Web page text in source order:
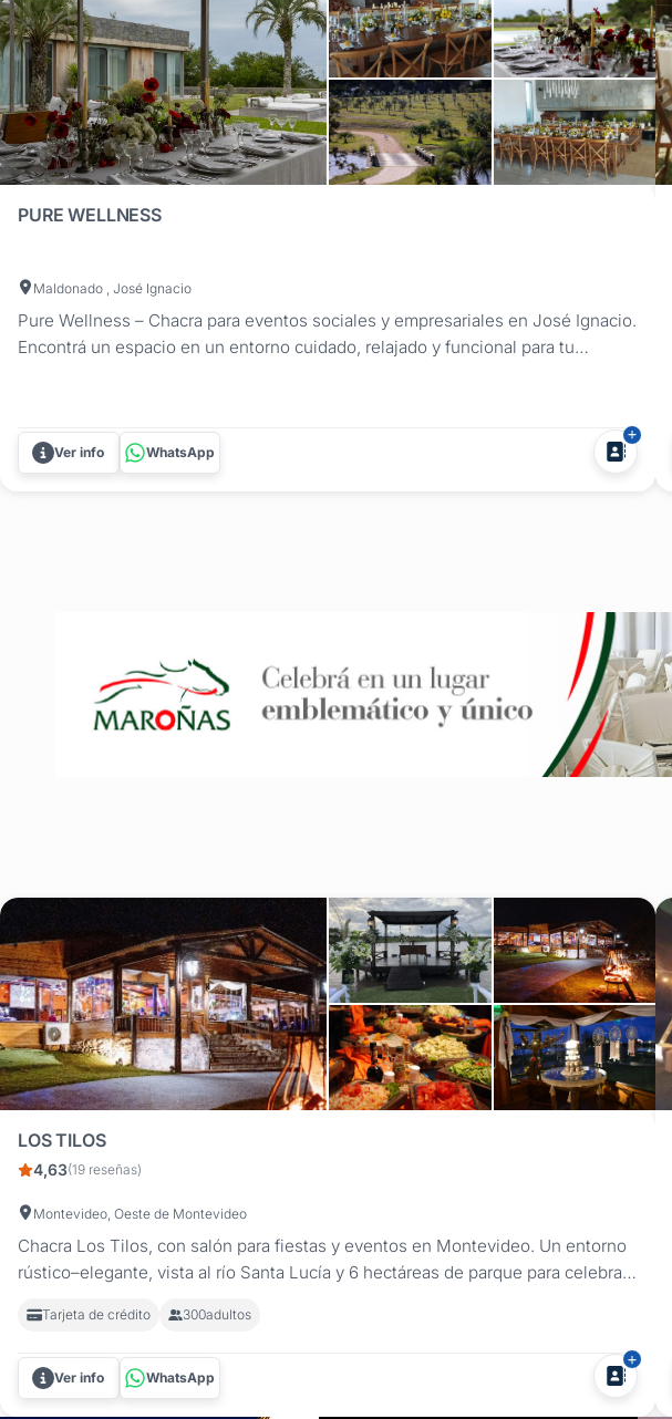
PURE WELLNESS
Maldonado , José Ignacio
Pure Wellness – Chacra para eventos sociales y empresariales en José Ignacio.
Encontrá un espacio en un entorno cuidado, relajado y funcional para tu
Ver info WhatsApp
LOS TILOS
4,63(19 reseñas)
Montevideo, Oeste de Montevideo
Chacra Los Tilos, con salón para fiestas y eventos en Montevideo. Un entorno
rústico–elegante, vista al río Santa Lucía y 6 hectáreas de parque para celebrar
aniversario, agasajo despedida de fin de año, o alguna otra...
Tarjeta de crédito 300adultos
Ver info WhatsApp